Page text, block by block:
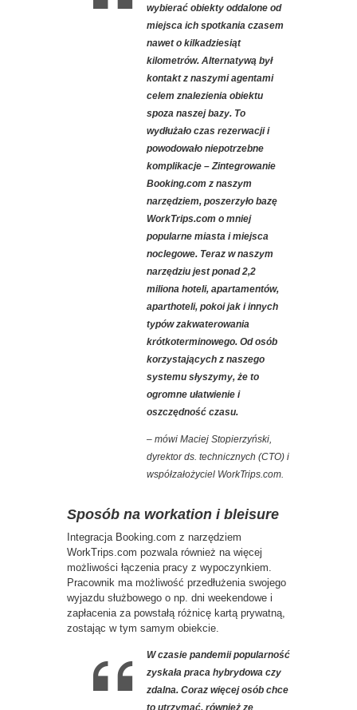
wybierać obiekty oddalone od
miejsca ich spotkania czasem
nawet o kilkadziesiąt
kilometrów. Alternatywą był
kontakt z naszymi agentami
celem znalezienia obiektu
spoza naszej bazy. To
wydłużało czas rezerwacji i
powodowało niepotrzebne
komplikacje – Zintegrowanie
Booking.com z naszym
narzędziem, poszerzyło bazę
WorkTrips.com o mniej
popularne miasta i miejsca
noclegowe. Teraz w naszym
narzędziu jest ponad 2,2
miliona hoteli, apartamentów,
aparthoteli, pokoi jak i innych
typów zakwaterowania
krótkoterminowego. Od osób
korzystających z naszego
systemu słyszymy, że to
ogromne ułatwienie i
oszczędność czasu.
– mówi Maciej Stopierzyński,
dyrektor ds. technicznych (CTO) i
współzałożyciel WorkTrips.com.
Sposób na workation i bleisure
Integracja Booking.com z narzędziem
WorkTrips.com pozwala również na więcej
możliwości łączenia pracy z wypoczynkiem.
Pracownik ma możliwość przedłużenia swojego
wyjazdu służbowego o np. dni weekendowe i
zapłacenia za powstałą różnicę kartą prywatną,
zostając w tym samym obiekcie.
W czasie pandemii popularność
zyskała praca hybrydowa czy
zdalna. Coraz więcej osób chce